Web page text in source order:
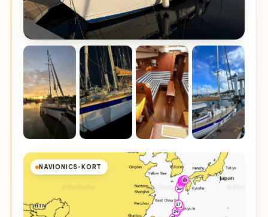
NAVIONICS-KORT